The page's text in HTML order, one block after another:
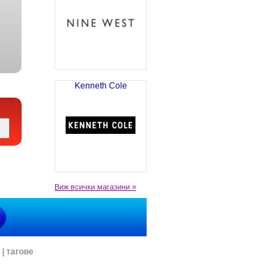
Kenneth Cole
Виж всички магазини »
тагове